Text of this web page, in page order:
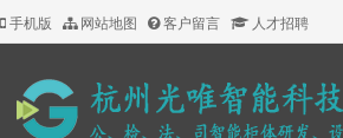
手机版 网站地图 客户留言 人才招聘